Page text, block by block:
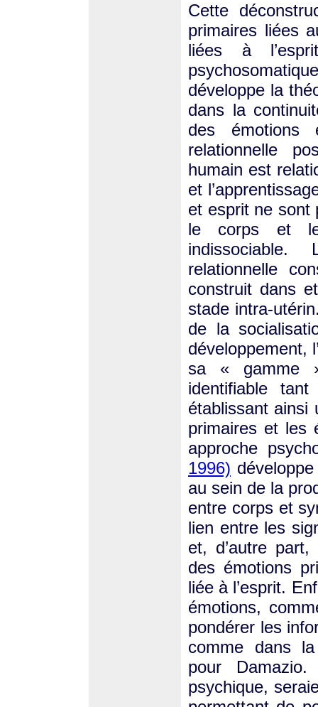
Cette
primaires liées
liées à
développe la
dans la
des émotions
relationnelle
humain est
et
et esprit ne sont
le corps et le
relationnelle
construit dans
stade intra-
de la
développement,
sa « gamme
identifiable
établissant ainsi
primaires et les
approche
1996)
au sein de la
entre corps et
lien entre les
et, d’autre
des émotions
liée à l’esprit.
émotions,
pondérer les
comme dans
pour
psychique,